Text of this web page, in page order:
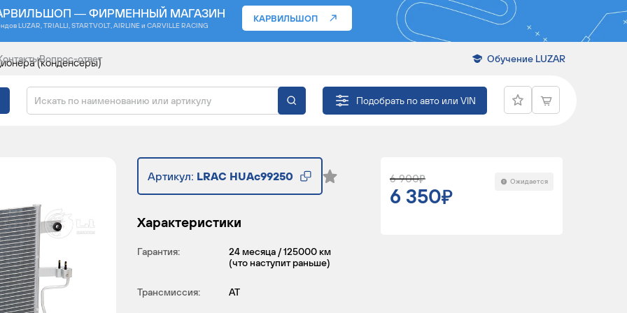
— ФИРМЕННЫЙ МАГАЗИН
LUZAR, TRIALLI, STARTVOLT, AIRLINE и CARVILLE RACING
КАРВИЛЬШОП
Вопрос-ответ Обучение LUZAR
Подобрать по авто или VIN
(конденсеры)
ДЛЯ АВТОМОБИЛЕЙ ACCENT
Артикул: LRAC HUAc99250
Характеристики
Гарантия:
24 месяца / 125000 км
(что наступит раньше)
Трансмиссия: AT
6 900
6 350
Ожидается